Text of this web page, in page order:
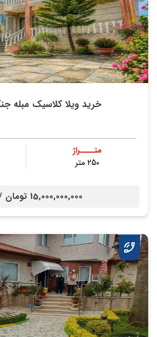
خرید ویلا کلاسیک مبله
متــــراژ
250 متر
15,000,000,000 تومان /